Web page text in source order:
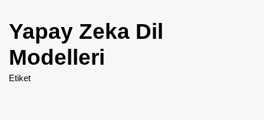
Yapay Zeka Dil
Modelleri
Etiket